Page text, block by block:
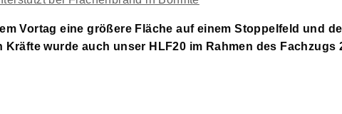
Vortag eine größere Fläche auf einem Stoppelfeld und
wurde auch unser HLF20 im Rahmen des Fachzugs